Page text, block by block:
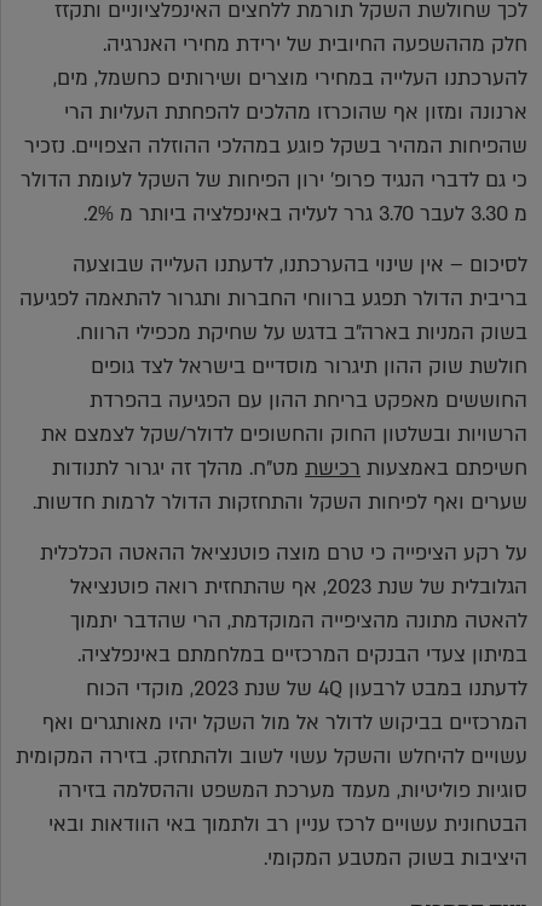
לכך שחולשת השקל תורמת ללחצים האינפלציוניים ותקזז
חלק מההשפעה החיובית של ירידת מחירי האנרגיה.
להערכתנו העלייה במחירי מוצרים ושירותים כחשמל, מים,
ארנונה ומזון אף שהוכרזו מהלכים להפחתת העליות הרי
שהפיחות המהיר בשקל פוגע במהלכי ההוזלה הצפויים. נזכיר
כי גם לדברי הנגיד פרופ' ירון הפיחות של השקל לעומת הדולר
מ 3.30 לעבר 3.70 גרר לעליה באינפלציה ביותר מ 2%.
לסיכום – אין שינוי בהערכתנו, לדעתנו העלייה שבוצעה
בריבית הדולר תפגע ברווחי החברות ותגרור להתאמה לפגיעה
בשוק המניות בארה"ב בדגש על שחיקת מכפילי הרווח.
חולשת שוק ההון תיגרור מוסדיים בישראל לצד גופים
החוששים מאפקט בריחת ההון עם הפגיעה בהפרדת
הרשויות ובשלטון החוק והחשופים לדולר/שקל לצמצם את
חשיפתם באמצעות רכישת מט"ח. מהלך זה יגרור לתנודות
שערים ואף לפיחות השקל והתחזקות הדולר לרמות חדשות.
על רקע הציפייה כי טרם מוצה פוטנציאל ההאטה הכלכלית
הגלובלית של שנת 2023, אף שהתחזית רואה פוטנציאל
להאטה מתונה מהציפייה המוקדמת, הרי שהדבר יתמוך
במיתון צעדי הבנקים המרכזיים במלחמתם באינפלציה.
לדעתנו במבט לרבעון 4Q של שנת 2023, מוקדי הכוח
המרכזיים בביקוש לדולר אל מול השקל יהיו מאותגרים ואף
עשויים להיחלש והשקל עשוי לשוב ולהתחזק. בזירה המקומית
סוגיות פוליטיות, מעמד מערכת המשפט וההסלמה בזירה
הבטחונית עשויים לרכז עניין רב ולתמוך באי הוודאות ובאי
היציבות בשוק המטבע המקומי.